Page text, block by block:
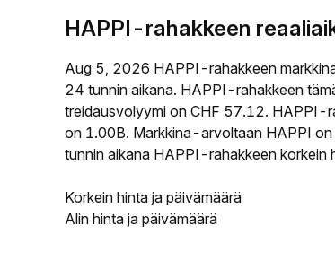
HAPPI-rahakkeen
Aug 5, 2026 HAPPI-rahakkeen
24 tunnin aikana. HAPPI-rahakkeen
treidausvolyymi on CHF 57.12. HAPPI-
on 1.00B. Markkina-arvoltaan HAPPI
tunnin aikana HAPPI-rahakkeen
Korkein hinta ja päivämäärä
Alin hinta ja päivämäärä